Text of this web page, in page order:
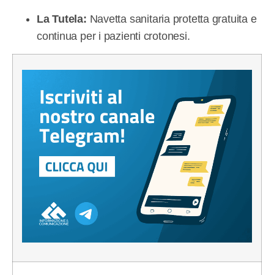
La Tutela: Navetta sanitaria protetta gratuita e
continua per i pazienti crotonesi.